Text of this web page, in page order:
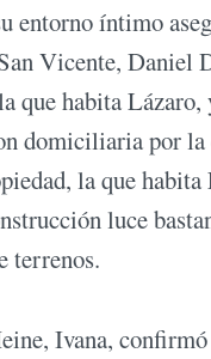
íntimo
Vicente, Daniel
que habita
domiciliaria por la
la que
luce
terrenos.
Ivana, confirmó